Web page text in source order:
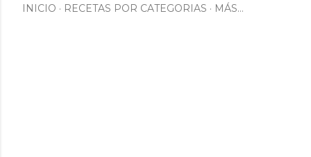
INICIO RECETAS POR CATEGORIAS MÁS…